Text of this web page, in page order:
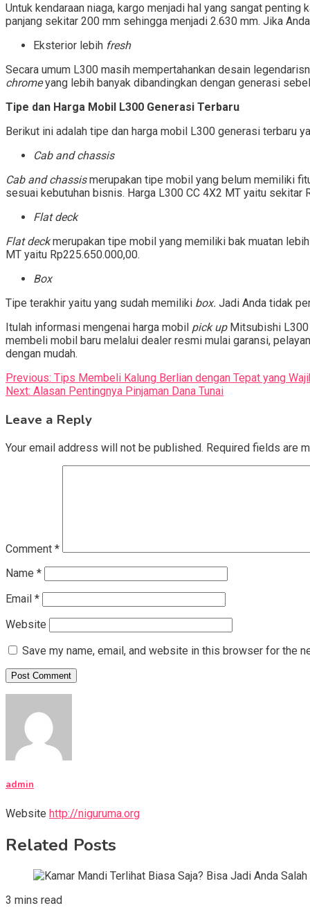
Untuk kendaraan niaga, kargo menjadi hal yang sangat
panjang sekitar 200 mm sehingga menjadi 2.630 mm. Jika
Eksterior lebih fresh
Secara umum L300 masih mempertahankan desain
chromeyang lebih banyak dibandingkan dengan generasi
Tipe dan Harga Mobil L300 Generasi Terbaru
Berikut ini adalah tipe dan harga mobil L300 generasi terbaru
Cab and chassis
Cab and chassismerupakan tipe mobil yang belum memiliki
sesuai kebutuhan bisnis. Harga L300 CC 4X2 MT yaitu sekitar
Flat deck
Flat deckmerupakan tipe mobil yang memiliki bak muatan
MT yaitu Rp225.650.000,00.
Box
Tipe terakhir yaitu yang sudah memiliki box. Jadi Anda tidak
Itulah informasi mengenai harga mobil pick up Mitsubishi L300
membeli mobil baru melalui dealer resmi mulai garansi,
dengan mudah.
Post
navigation
Previous: Tips Membeli Kalung Berlian dengan Tepat yang
Next: Alasan Pentingnya Pinjaman Dana Tunai
Leave a Reply
Your email address will not be published. Required fields are
Comment *
Name *
Email *
Website
Save my name, email, and website in this browser for the
admin
Website http://niguruma.org
Related Posts
3 mins read